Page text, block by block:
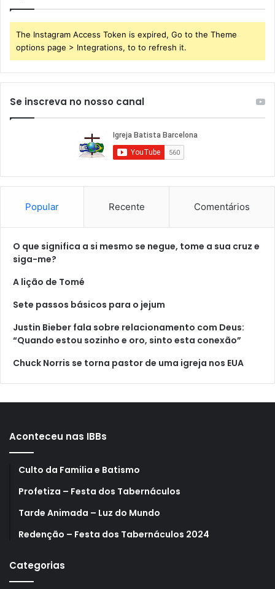
The Instagram Access Token is expired, Go to the Theme
options page > Integrations, to to refresh it.
Se inscreva no nosso canal
Popular Recente Comentários
O que significa a si mesmo se negue, tome a sua cruz e
siga-me?
A lição de Tomé
Sete passos básicos para o jejum
Justin Bieber fala sobre relacionamento com Deus:
“Quando estou sozinho e oro, sinto esta conexão”
Chuck Norris se torna pastor de uma igreja nos EUA
Aconteceu nas IBBs
Culto da Familia e Batismo
Profetiza – Festa dos Tabernáculos
Tarde Animada – Luz do Mundo
Redenção – Festa dos Tabernáculos 2024
Categorias